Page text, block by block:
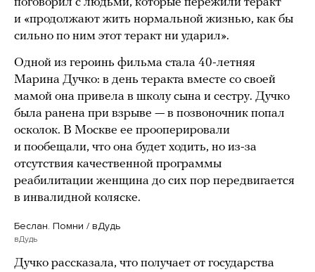
и «продолжают жить нормальной жизнью, как бы
сильно по ним этот теракт ни ударил».
Одной из героинь фильма стала 40-летняя
Марина Дучко: в день теракта вместе со своей
мамой она привела в школу сына и сестру. Дучко
была ранена при взрыве — в позвоночник попал
осколок. В Москве ее прооперировали
и пообещали, что она будет ходить, но из-за
отсутствия качественной программы
реабилитации женщина до сих пор передвигается
в инвалидной коляске.
Беслан. Помни / вДудь
вДудь
Дучко рассказала, что получает от государства